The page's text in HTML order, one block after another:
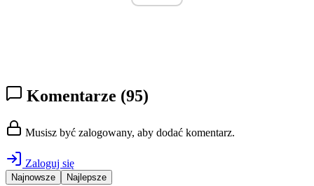
Komentarze (95)
Musisz być zalogowany, aby dodać komentarz.
Zaloguj się
Najnowsze Najlepsze